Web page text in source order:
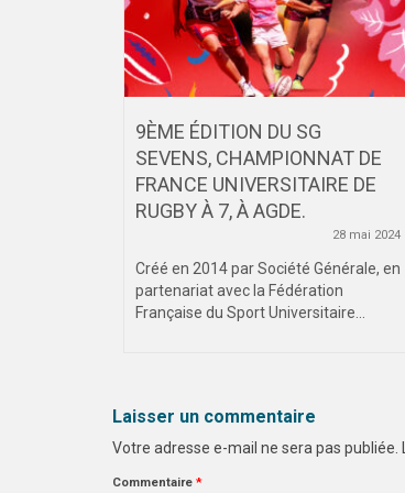
9ÈME ÉDITION DU SG
SEVENS, CHAMPIONNAT DE
FRANCE UNIVERSITAIRE DE
RUGBY À 7, À AGDE.
28 mai 2024
Créé en 2014 par Société Générale, en
partenariat avec la Fédération
Française du Sport Universitaire...
Laisser un commentaire
Votre adresse e-mail ne sera pas publiée.
Commentaire *